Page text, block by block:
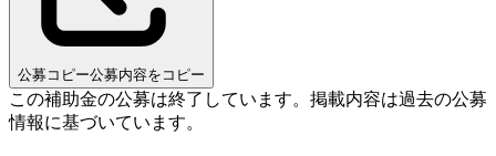
公募コピー公募内容をコピー
この補助金の公募は終了しています。 掲載内容は過去の公募
情報に基づいています。